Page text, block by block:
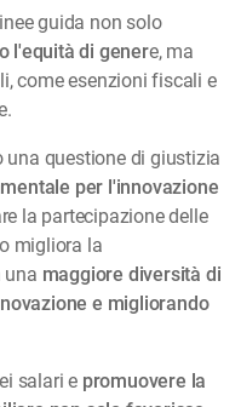
guida non solo
l'equità di genere, ma
come esenzioni fiscali e
una questione di giustizia
per l'innovazione
la partecipazione delle
migliora la
una maggiore diversità di
e migliorando
salari e promuovere la